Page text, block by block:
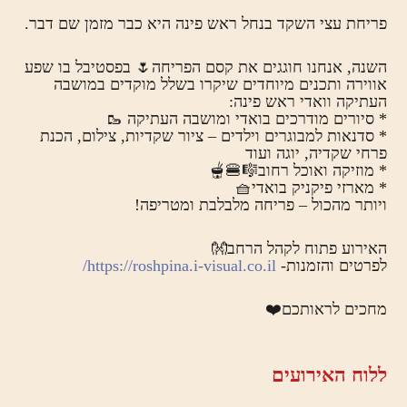
פריחת עצי השקד בנחל ראש פינה היא כבר מזמן שם דבר.
השנה, אנחנו חוגגים את קסם הפריחה🌷 בפסטיבל בו שפע
אווירה ותכנים מיוחדים שיקרו בשלל מוקדים במושבה
העתיקה וואדי ראש פינה:
* סיורים מודרכים בואדי ומושבה העתיקה 🥾
* סדנאות למבוגרים וילדים – ציור שקדיות, צילום, הכנת
פרחי שקדיה, יוגה ועוד
* מוזיקה ואוכל רחוב🎼🍔🫕
* מארזי פיקניק בואדי🧺
ויותר מהכול – פריחה מלבלבת ומטריפה!
האירוע פתוח לקהל הרחב👐
לפרטים והזמנות- https://roshpina.i-visual.co.il/
מחכים לראותכם❤️
ללוח האירועים